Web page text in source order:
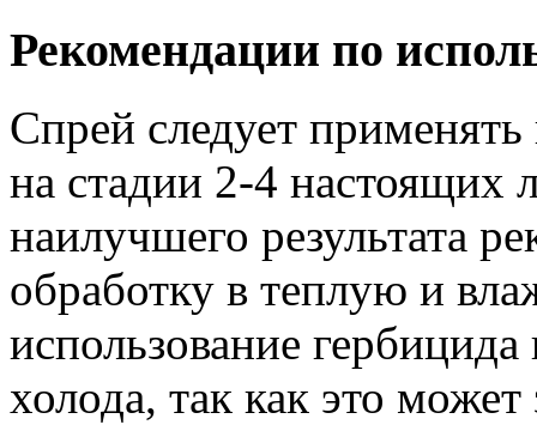
Рекомендации по
Спрей следует
на стадии 2-4 настоящих
наилучшего результата
обработку в теплую и
использование
холода, так как это